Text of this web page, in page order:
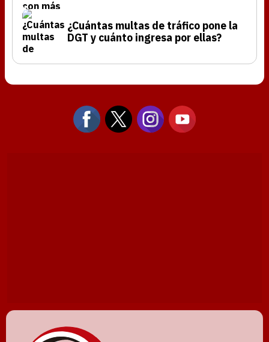
¿Cuántas multas de tráfico pone la
DGT y cuánto ingresa por ellas?